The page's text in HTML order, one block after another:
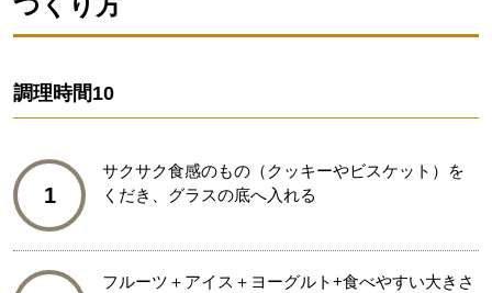
調理時間10
1
サクサク食感のもの（クッキーやビスケット）を
くだき、グラスの底へ入れる
フルーツ＋アイス＋ヨーグルト+食べやすい大きさ